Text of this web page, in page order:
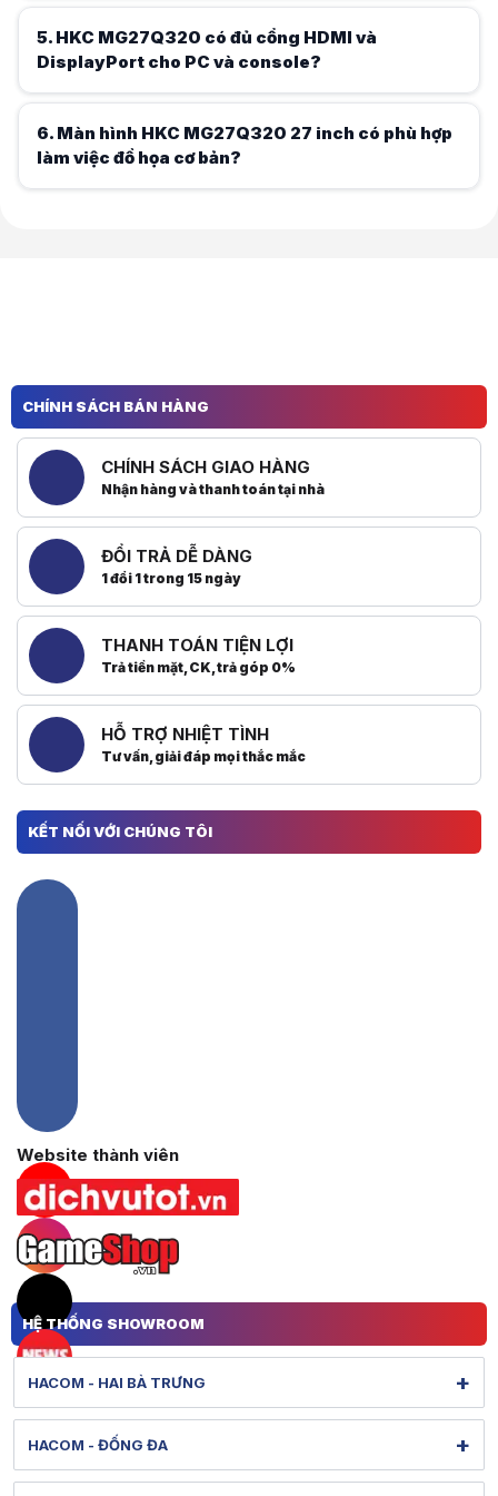
hơn
5. HKC MG27Q320 có đủ cổng HDMI và
DisplayPort cho PC và console?
Hữu ích (0)
6. Màn hình HKC MG27Q320 27 inch có phù hợp
làm việc đồ họa cơ bản?
CHÍNH SÁCH BÁN HÀNG
CHÍNH SÁCH GIAO HÀNG
Nhận hàng và thanh toán tại nhà
ĐỔI TRẢ DỄ DÀNG
1 đổi 1 trong 15 ngày
THANH TOÁN TIỆN LỢI
Trả tiền mặt, CK, trả góp 0%
HỖ TRỢ NHIỆT TÌNH
Tư vấn, giải đáp mọi thắc mắc
KẾT NỐI VỚI CHÚNG TÔI
Hacom YouTube
Hacom Instagram
Hacom TikTok
Website thành viên
HỆ THỐNG SHOWROOM
HACOM - HAI BÀ TRƯNG +
Hình ảnh thực tế từ showroom
Xem bản đồ đường đi
HACOM - ĐỐNG ĐA +